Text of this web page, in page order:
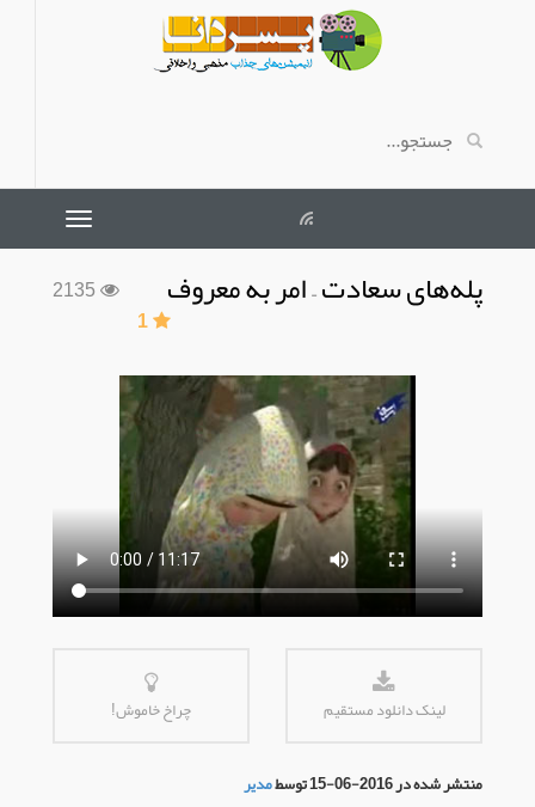
پله‌های سعادت – امر به معروف
2135
1
لینک دانلود مستقیم چراخ خاموش!
منتشر شده در 2016-06-15 توسط
مدیر